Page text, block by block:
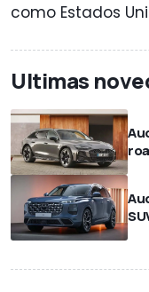
como Estados
Ultimas